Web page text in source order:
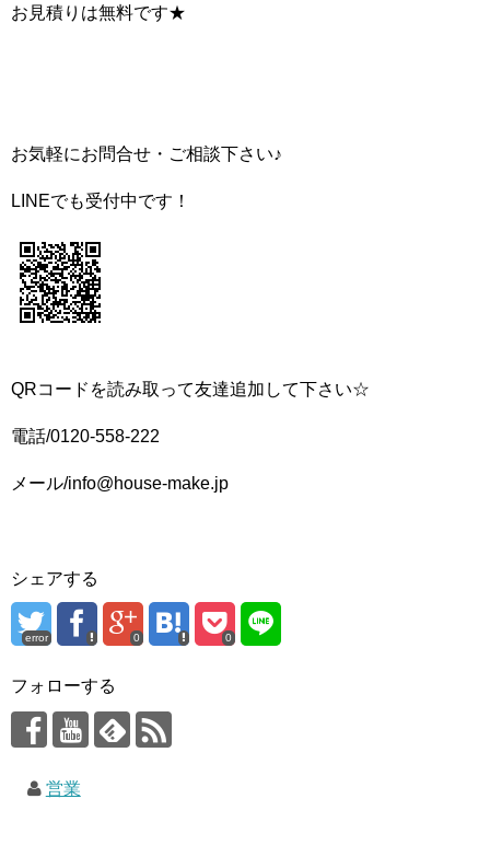
お見積りは無料です★
お気軽にお問合せ・ご相談下さい♪
LINEでも受付中です！
QRコードを読み取って友達追加して下さい☆
電話/0120-558-222
メール/info@house-make.jp
シェアする
error 0 0
フォローする
営業